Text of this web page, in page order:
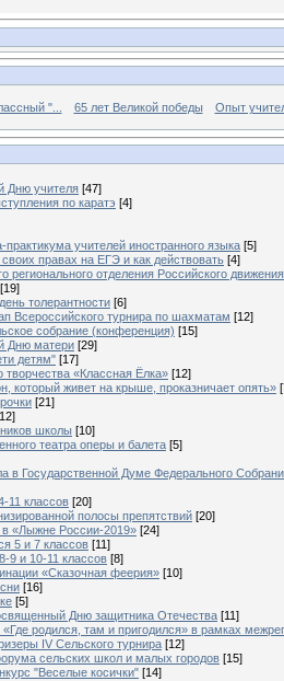
"... 65 лет Великой победы Опыт
Дню учителя [47]
по каратэ [4]
учителей иностранного языка [5]
правах на ЕГЭ и как действовать [4]
регионального отделения Российского
[19]
толерантности [6]
Всероссийского турнира по шахматам [12]
собрание (конференция) [15]
Дню матери [29]
детям" [17]
«Классная Ёлка» [12]
который живет на крыше, проказничает опять»
[21]
школы [10]
театра оперы и балета [5]
в Государственной Думе Федерального
11 классов [20]
полосы препятствий [20]
в «Лыжне России-2019» [24]
5 и 7 классов [11]
9 и 10-11 классов [8]
«Сказочная феерия» [10]
[16]
[5]
Дню защитника Отечества [11]
родился, там и пригодился» в рамках
IV Сельского турнира [12]
сельских школ и малых городов [15]
"Веселые косички" [14]